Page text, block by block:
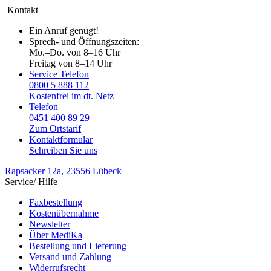
Kontakt
Ein Anruf genügt!
Sprech- und Öffnungszeiten:
Mo.–Do. von 8–16 Uhr
Freitag von 8–14 Uhr
Service Telefon
0800 5 888 112
Kostenfrei im dt. Netz
Telefon
0451 400 89 29
Zum Ortstarif
Kontaktformular
Schreiben Sie uns
Rapsacker 12a, 23556 Lübeck
Service/ Hilfe
Faxbestellung
Kostenübernahme
Newsletter
Über MediKa
Bestellung und Lieferung
Versand und Zahlung
Widerrufsrecht